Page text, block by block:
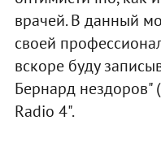
врачей. В данный
своей
вскоре буду
Бернард нездоров"
Radio 4".